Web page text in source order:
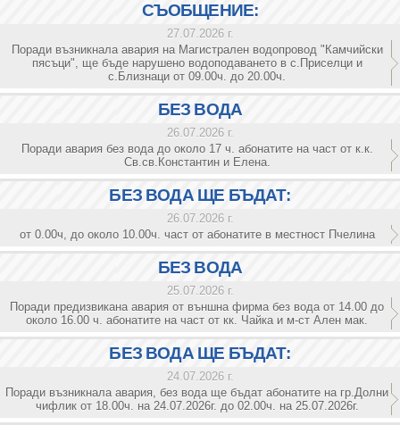
СЪОБЩЕНИЕ:
27.07.2026 г.
Поради възникнала авария на Магистрален водопровод "Камчийски
пясъци", ще бъде нарушено водоподаването в с.Приселци и
с.Близнаци от 09.00ч. до 20.00ч.
БЕЗ ВОДА
26.07.2026 г.
Поради авария без вода до около 17 ч. абонатите на част от к.к.
Св.св.Константин и Елена.
БЕЗ ВОДА ЩЕ БЪДАТ:
26.07.2026 г.
от 0.00ч, до около 10.00ч. част от абонатите в местност Пчелина
БЕЗ ВОДА
25.07.2026 г.
Поради предизвикана авария от външна фирма без вода от 14.00 до
около 16.00 ч. абонатите на част от кк. Чайка и м-ст Ален мак.
БЕЗ ВОДА ЩЕ БЪДАТ:
24.07.2026 г.
Поради възникнала авария, без вода ще бъдат абонатите на гр.Долни
чифлик от 18.00ч. на 24.07.2026г. до 02.00ч. на 25.07.2026г.